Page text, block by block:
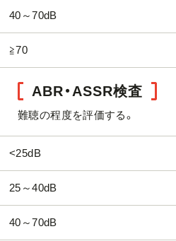
40～70dB
≧70
ABR・ASSR検査
難聴の程度を評価する。
<25dB
25～40dB
40～70dB